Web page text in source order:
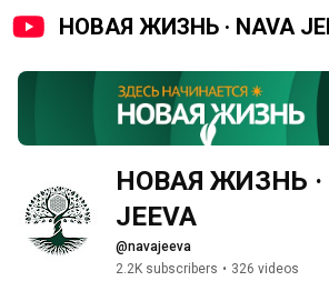
НОВАЯ ЖИЗНЬ · NAVA
НОВАЯ ЖИЗНЬ ·
JEEVA
@navajeeva
2.2K subscribers • 326 videos